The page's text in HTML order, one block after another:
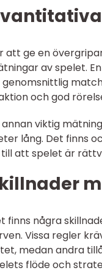
att ge en
av spelet.
genomsnittlig
och god
annan viktig
lång. Det finns
till att spelet är
finns några
Vissa regler
medan andra
flöde och